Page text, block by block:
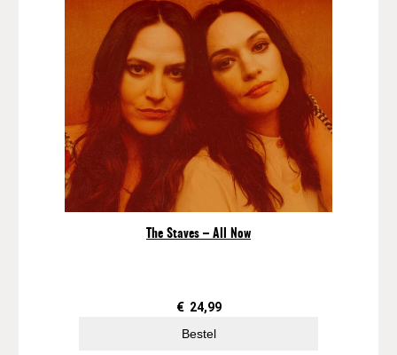
a
n
a
The Staves – All Now
€ 24,99
Bestel